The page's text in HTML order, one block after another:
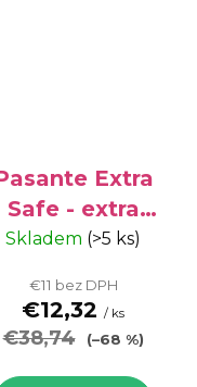
Extra
Safe - extra
bezpečné
Skladem (>5 ks)
€11 bez DPH
€12,32 / ks
€38,74 (–68 %)